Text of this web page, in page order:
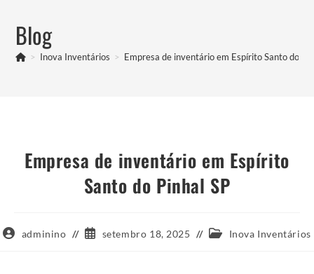
Blog
> Inova Inventários > Empresa de inventário em Espírito Santo do
Empresa de inventário em Espírito
Santo do Pinhal SP
Autoradminino
Postsetembro 18, 2025
Categoria
Inova Inventários